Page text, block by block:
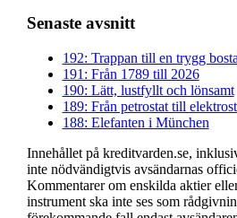
Senaste avsnitt
192: Trappan till en trygg
191: Från 1789 till 2026
190: Lätt, lustfyllt och lönsamt
189: Från petrostat till
188: Elefanten i München
Innehållet på kreditvarden.se,
inte nödvändigtvis avsändarnas
Kommentarer om enskilda aktier
instrument ska inte ses som